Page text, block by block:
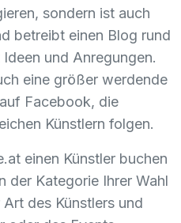
sondern ist auch
betreibt einen Blog rund
und Anregungen.
eine größer werdende
Facebook, die
Künstlern folgen.
einen Künstler buchen
der Kategorie Ihrer Wahl
des Künstlers und